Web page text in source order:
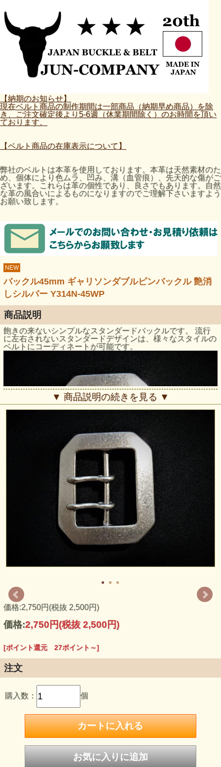
【納期のお知らせ】
現在ベルト商品の制作期間は一部商品（納期早め商品）を除
き、ご注文確定後より5-6週（休業期間除く）のお時間を頂い
ております。
【ベルト商品の在庫表示について】
弊社のベルトは本革を使用しております。本革は天然素材のた
め、個体により色ムラ、凹み、溝（血管痕）、先天的な傷がご
ざいます。これらは革の個性であり、良さでもあります。自然
な革の風合いによるものになりますのでご理解下さいますよう
お願い致します。
NEW
バックル45mm ギャリソンダブルピンバックル 艶消
しシルバー Y314N-45WP
商品説明
飽きの来ないシンプルなスタンダードバックルです。 流行
に左右されないスタンダードデザインは、様々なスタイルの
ベルトにコーディネートが可能です。
▼ 商品説明の続きを見る ▼
価格:2,750円(税抜 2,500円)
価格:2,750円(税抜 2,500円)
[ポイント還元 27ポイント～]
注文
購入数： 個